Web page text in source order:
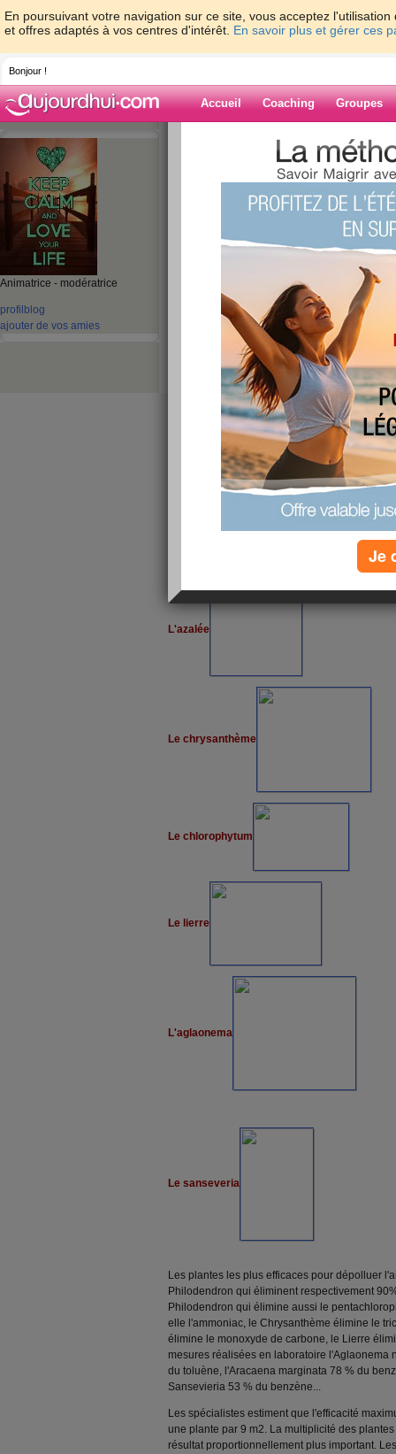
En poursuivant votre navigation sur ce site, vous acceptez
et offres adaptés à vos centres d'intérêt. En savoir plus et gérer ces
Bonjour !
Accueil Coaching Groupes
Animatrice - modératrice
profil blog
ajouter de vos amies
> micheleflochic > Les
Blog de
Les plantes
Celles que nous pouvons cultiver à l'intérieur
L'aloe vera
L'azalée
Le chrysanthème
Le chlorophytum
Le lierre
L'aglaonema
Le sanseveria
Les plantes les plus efficaces pour dépolluer
Philodendron qui éliminent respectivement
Philodendron qui élimine aussi le
elle l'ammoniac, le Chrysanthème élimine le
élimine le monoxyde de carbone, le Lierre
mesures réalisées en laboratoire l'Aglaonema
du toluène, l'Aracaena marginata 78 % du
Sansevieria 53 % du benzène...
Les spécialistes estiment que l'efficacité
une plante par 9 m2. La multiplicité des
résultat proportionnellement plus important.
Je